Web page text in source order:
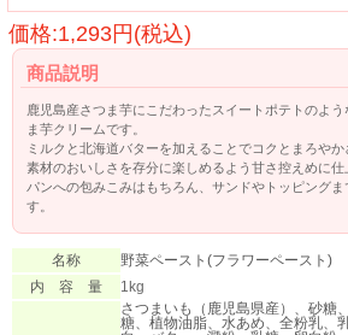
価格:1,293円(税込)
商品説明
鹿児島産さつま芋にこだわったスイートポテトのよ
ま芋クリームです。
ミルクと北海道バターを加えることでコクとまろやか
素材のおいしさを存分に楽しめるよう甘さ控えめに仕
パンへの包みこみはもちろん、サンドやトッピングま
す。
名称
野菜ペースト(フラワーペースト)
内 容 量
1kg
さつまいも（鹿児島県産）、砂糖
糖、植物油脂、水あめ、全粉乳、